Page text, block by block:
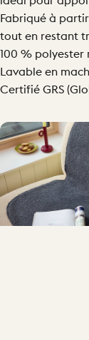
Fabriqué à
tout en restant
100 % polyester
Lavable en
Certifié GRS